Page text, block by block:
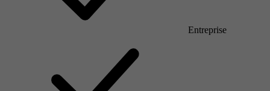
Entreprise